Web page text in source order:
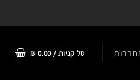
סל קניות / ₪0.00